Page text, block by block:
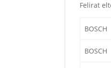
Felirat
BOSCH
BOSCH